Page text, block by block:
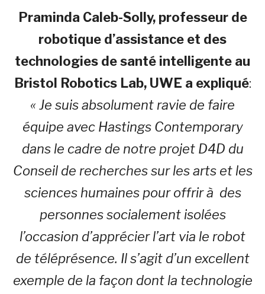
Praminda Caleb-Solly, professeur de
robotique d’assistance et des
technologies de santé intelligente au
Bristol Robotics Lab, UWE a expliqué:
« Je suis absolument ravie de faire
équipe avec Hastings Contemporary
dans le cadre de notre projet D4D du
Conseil de recherches sur les arts et les
sciences humaines pour offrir à des
personnes socialement isolées
l’occasion d’apprécier l’art via le robot
de téléprésence. Il s’agit d’un excellent
exemple de la façon dont la technologie